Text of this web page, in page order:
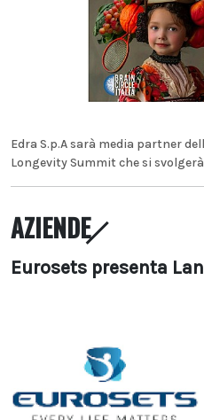
Edra S.p.A sarà media partner
Longevity Summit che si svolgerà
AZIENDE
Eurosets presenta